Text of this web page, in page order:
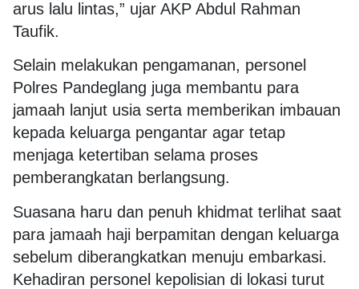
arus lalu lintas,” ujar AKP Abdul Rahman
Taufik.
Selain melakukan pengamanan, personel
Polres Pandeglang juga membantu para
jamaah lanjut usia serta memberikan imbauan
kepada keluarga pengantar agar tetap
menjaga ketertiban selama proses
pemberangkatan berlangsung.
Suasana haru dan penuh khidmat terlihat saat
para jamaah haji berpamitan dengan keluarga
sebelum diberangkatkan menuju embarkasi.
Kehadiran personel kepolisian di lokasi turut